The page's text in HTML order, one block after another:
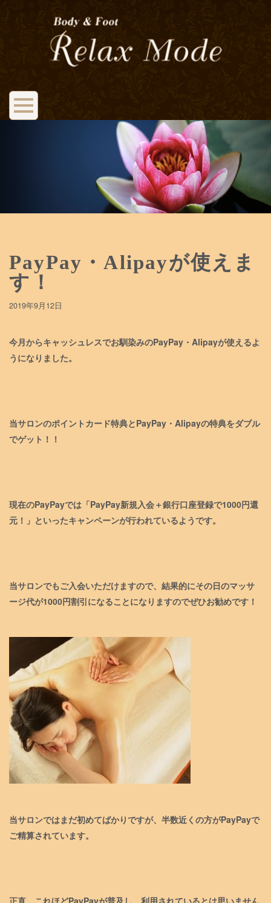
PayPay・Alipayが使えま
す！
2019年9月12日
今月からキャッシュレスでお馴染みのPayPay・Alipayが使えるよ
うになりました。
当サロンのポイントカード特典とPayPay・Alipayの特典をダブル
でゲット！！
現在のPayPayでは「PayPay新規入会＋銀行口座登録で1000円還
元！」といったキャンペーンが行われているようです。
当サロンでもご入会いただけますので、結果的にその日のマッサ
ージ代が1000円割引になることになりますのでぜひお勧めです！
当サロンではまだ初めてばかりですが、半数近くの方がPayPayで
ご精算されています。
正直、これほどPayPayが普及し、利用されているとは思いません